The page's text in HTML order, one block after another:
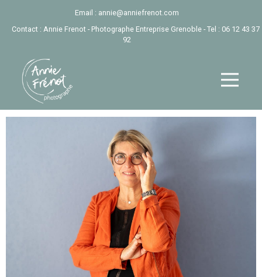
Email : annie@anniefrenot.com
Contact : Annie Frenot - Photographe Entreprise Grenoble - Tel : 06 12 43 37
92